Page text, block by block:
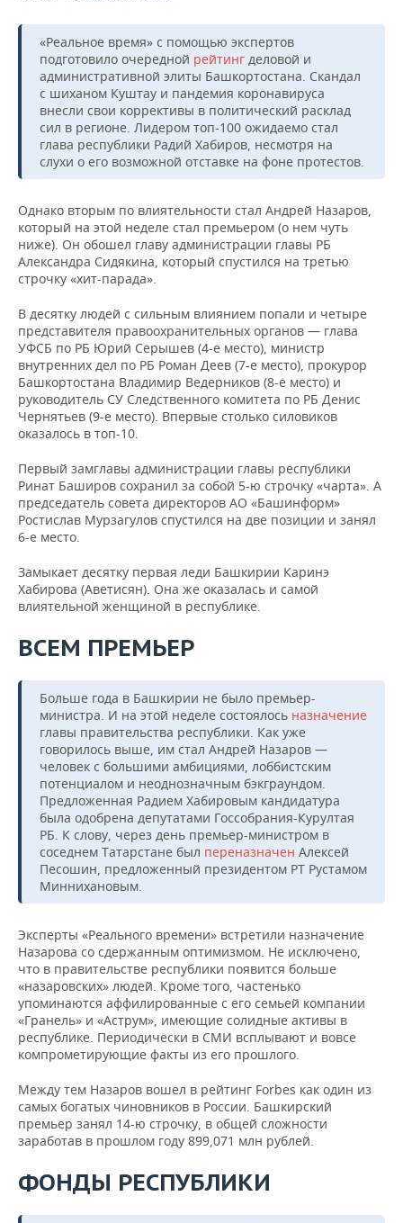
«Реальное время» с помощью экспертов
подготовило очередной рейтинг деловой и
административной элиты Башкортостана. Скандал
с шиханом Куштау и пандемия коронавируса
внесли свои коррективы в политический расклад
сил в регионе. Лидером топ-100 ожидаемо стал
глава республики Радий Хабиров, несмотря на
слухи о его возможной отставке на фоне протестов.
Однако вторым по влиятельности стал Андрей Назаров,
который на этой неделе стал премьером (о нем чуть
ниже). Он обошел главу администрации главы РБ
Александра Сидякина, который спустился на третью
строчку «хит-парада».
В десятку людей с сильным влиянием попали и четыре
представителя правоохранительных органов — глава
УФСБ по РБ Юрий Серышев (4-е место), министр
внутренних дел по РБ Роман Деев (7-е место), прокурор
Башкортостана Владимир Ведерников (8-е место) и
руководитель СУ Следственного комитета по РБ Денис
Чернятьев (9-е место). Впервые столько силовиков
оказалось в топ-10.
Первый замглавы администрации главы республики
Ринат Баширов сохранил за собой 5-ю строчку «чарта». А
председатель совета директоров АО «Башинформ»
Ростислав Мурзагулов спустился на две позиции и занял
6-е место.
Замыкает десятку первая леди Башкирии Каринэ
Хабирова (Аветисян). Она же оказалась и самой
влиятельной женщиной в республике.
ВСЕМ ПРЕМЬЕР
Больше года в Башкирии не было премьер-
министра. И на этой неделе состоялось назначение
главы правительства республики. Как уже
говорилось выше, им стал Андрей Назаров —
человек с большими амбициями, лоббистским
потенциалом и неоднозначным бэкграундом.
Предложенная Радием Хабировым кандидатура
была одобрена депутатами Госсобрания-Курултая
РБ. К слову, через день премьер-министром в
соседнем Татарстане был переназначен Алексей
Песошин, предложенный президентом РТ Рустамом
Миннихановым.
Эксперты «Реального времени» встретили назначение
Назарова со сдержанным оптимизмом. Не исключено,
что в правительстве республики появится больше
«назаровских» людей. Кроме того, частенько
упоминаются аффилированные с его семьей компании
«Гранель» и «Аструм», имеющие солидные активы в
республике. Периодически в СМИ всплывают и вовсе
компрометирующие факты из его прошлого.
Между тем Назаров вошел в рейтинг Forbes как один из
самых богатых чиновников в России. Башкирский
премьер занял 14-ю строчку, в общей сложности
заработав в прошлом году 899,071 млн рублей.
ФОНДЫ РЕСПУБЛИКИ